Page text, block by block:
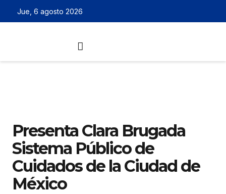
Jue, 6 agosto 2026
Presenta Clara Brugada
Sistema Público de
Cuidados de la Ciudad de
México